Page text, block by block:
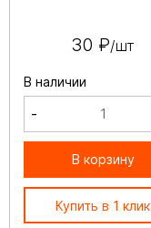
30 ₽/шт
В наличии
-
В корзину
Купить в 1 клик